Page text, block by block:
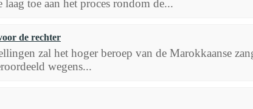
laag toe aan het proces rondom de...
de rechter
zal het hoger beroep van de Marokkaanse
wegens...